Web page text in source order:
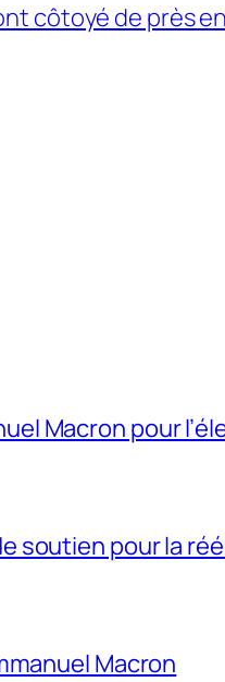
côtoyé de près en
Macron pour
soutien pour la
Macron